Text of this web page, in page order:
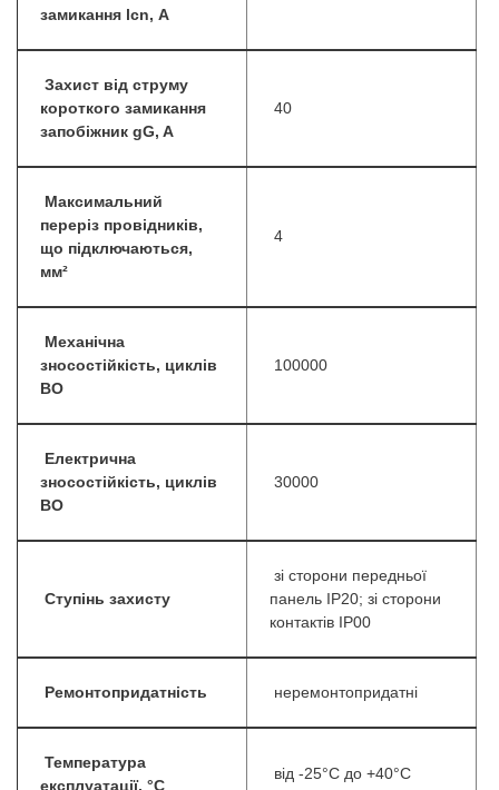
замикання lcn, А
Захист від струму
короткого замикання
запобіжник gG, A
40
Максимальний
переріз провідників,
що підключаються,
мм²
4
Механічна
зносостійкість, циклів
ВО
100000
Електрична
зносостійкість, циклів
ВО
30000
Ступінь захисту
зі сторони передньої
панель IP20; зі сторони
контактів IP00
Ремонтопридатність неремонтопридатні
Температура
експлуатації, °С
від -25°C до +40°C